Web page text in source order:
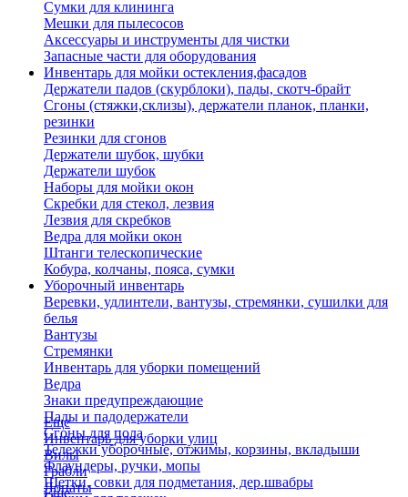
Сумки для клининга
Мешки для пылесосов
Аксессуары и инструменты для чистки
Запасные части для оборудования
Инвентарь для мойки остекления,фасадов
Держатели падов (скурблоки), пады, скотч-брайт
Сгоны (стяжки,склизы), держатели планок, планки,
резинки
Резинки для сгонов
Держатели шубок, шубки
Держатели шубок
Наборы для мойки окон
Скребки для стекол, лезвия
Лезвия для скребков
Ведра для мойки окон
Штанги телескопические
Кобура, колчаны, пояса, сумки
Уборочный инвентарь
Веревки, удлинтели, вантузы, стремянки, сушилки для
белья
Вантузы
Стремянки
Инвентарь для уборки помещений
Ведра
Знаки предупреждающие
Пады и падодержатели
Сгоны для пола
Тележки уборочные, отжимы, корзины, вкладыши
Флаундеры, ручки, мопы
Щетки, совки для подметания, дер.швабры
Еще
Инвентарь для уборки улиц
Вилы
Грабли
Лопаты
Еще